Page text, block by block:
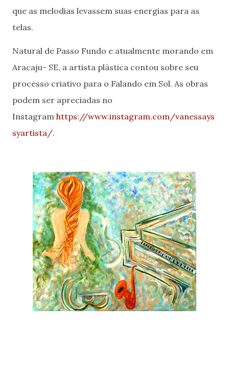
que as melodias levassem suas energias para as
telas.
Natural de Passo Fundo e atualmente morando em
Aracaju- SE, a artista plástica contou sobre seu
processo criativo para o Falando em Sol. As obras
podem ser apreciadas no
Instagram https://www.instagram.com/vanessays
syartista/.